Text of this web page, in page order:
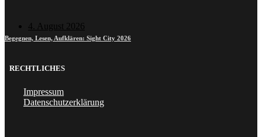
4. August 2026
Begegnen, Lesen, Aufklären: Sight City 2026
RECHTLICHES
Impressum
Datenschutzerklärung